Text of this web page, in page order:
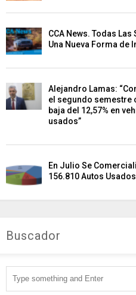
CCA News. Todas Las
Una Nueva Forma de
Alejandro Lamas:
el segundo semestre
baja del 12,57% en
usados”
En Julio Se
156.810 Autos Usados
Buscador